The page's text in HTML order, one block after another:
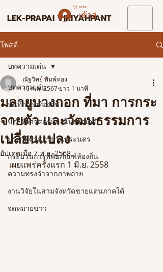
LEK-PRAPAI VIRIYAHPANT
รถเข็น
เข้าสู่ระบบ
โพสต์
บทความเด่น
บันทึกจากท้องถิ่น
ประวัติศาสตร์และโบราณคดี
ประวัติศาสตร์ย่านพระนคร
กระบวนการพิพิธภัณฑ์ท้องถิ่น
ความทรงจำจากภาพถ่าย
งานวิจัยในสามจังหวัดชายแดนภาคใต้
จดหมายข่าว
บทความเด่น
มลายูบางกอก ที่มา การกระ
จายตัว และวัฒนธรรมการ
เปลี่ยนแปลง
ณัฐวิทย์ พิมพ์ทอง
16 ก.ค. 2567 ยาว 1 นาที
อัปเดตเมื่อ7 พ.ย. 2568
เผยแพร่ครั้งแรก 1 มิ.ย. 2558